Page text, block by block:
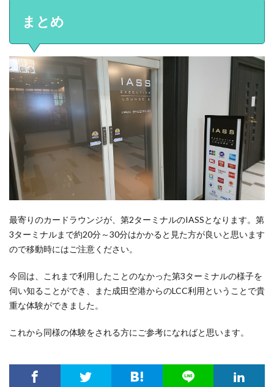
まとめ
最寄りのカードラウンジが、第2ターミナルのIASSとなります。第
3ターミナルまで約20分～30分はかかると見た方が良いと思います
ので移動時にはご注意ください。
今回は、これまで利用したことのなかった第3ターミナルの様子を
伺い知ることができ、また成田空港からのLCC利用ということで貴
重な体験ができました。
これから同様の体験をされる方にご参考になればと思います。